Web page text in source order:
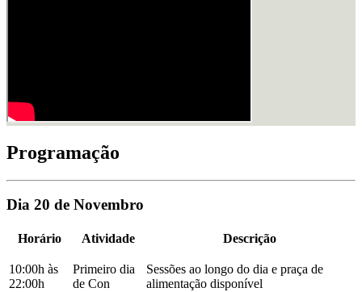
Programação
Dia 20 de Novembro
Horário Atividade Descrição
10:00h às
22:00h
Primeiro dia
de Con
Sessões ao longo do dia e praça de
alimentação disponível